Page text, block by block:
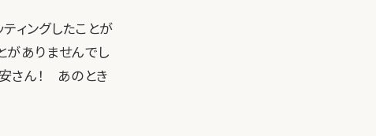
ィングしたことが
がありませんでし
さん！ あのとき